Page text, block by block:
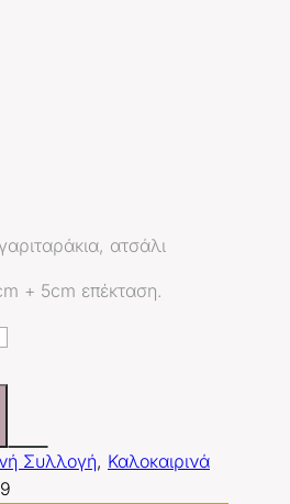
ατσάλι
+ 5cm επέκταση.
Συλλογή, Καλοκαιρινά